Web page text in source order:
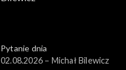
Pytanie dnia
02.08.2026 – Michał Bilewicz